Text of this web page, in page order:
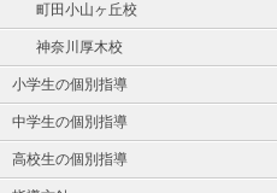
町田小山ヶ丘校
神奈川厚木校
小学生の個別指導
中学生の個別指導
高校生の個別指導